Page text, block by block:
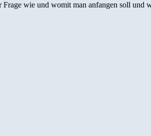
wie und womit man anfangen soll und